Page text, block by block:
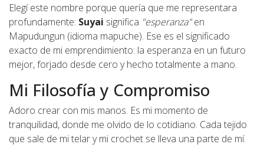
Elegí este nombre porque quería que me representara
profundamente: Suyai significa "esperanza"en
Mapudungun (idioma mapuche). Ese es el significado
exacto de mi emprendimiento: la esperanza en un futuro
mejor, forjado desde cero y hecho totalmente a mano.
Mi Filosofía y Compromiso
Adoro crear con mis manos. Es mi momento de
tranquilidad, donde me olvido de lo cotidiano. Cada tejido
que sale de mi telar y mi crochet se lleva una parte de mí.